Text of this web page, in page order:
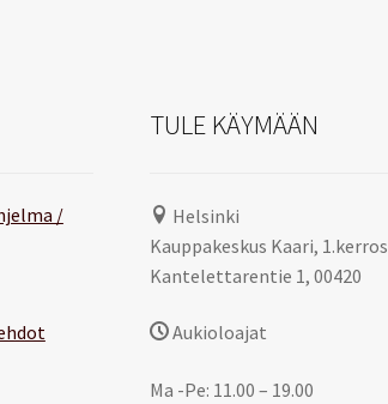
/
TULE KÄYMÄÄN
Helsinki
Kauppakeskus Kaari, 1.kerros
Kantelettarentie 1, 00420
Aukioloajat
Ma -Pe: 11.00 – 19.00